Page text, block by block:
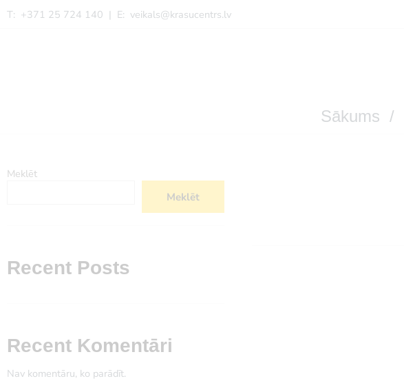
T: +371 25 724 140 | E: veikals@krasucentrs.lv
Sākums /
Meklēt
Meklēt
Recent Posts
Recent Komentāri
Nav komentāru, ko parādīt.